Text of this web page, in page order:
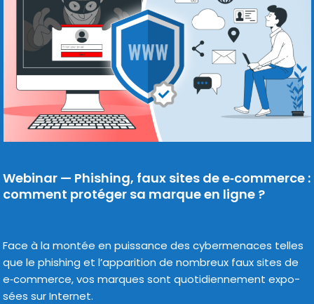
Webinar — Phishing, faux sites de e‑commerce :
comment protéger sa marque en ligne ?
Face à la mon­tée en puis­sance des cyber­me­naces telles
que le phi­shing et l’apparition de nom­breux faux sites de
e‑commerce, vos marques sont quo­ti­dien­ne­ment expo­
sées sur Internet.